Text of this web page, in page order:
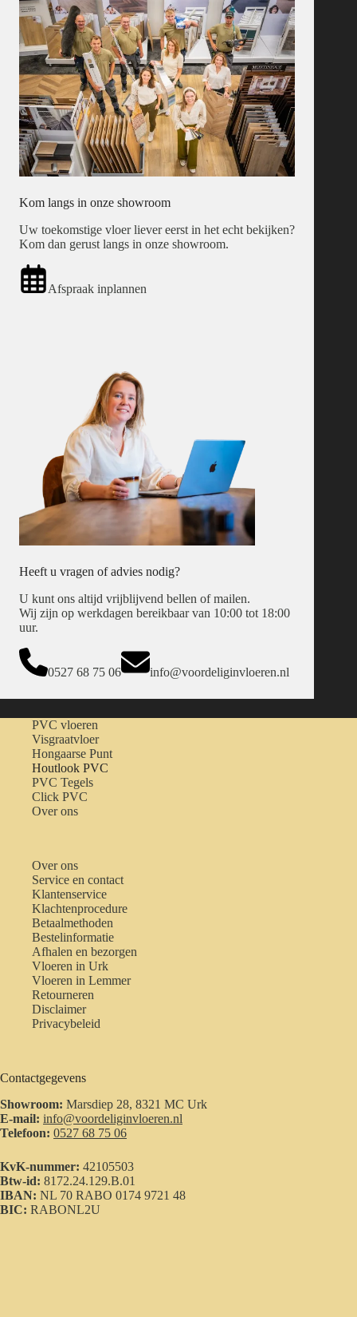
Kom langs in onze showroom
Uw toekomstige vloer liever eerst in het echt bekijken?
Kom dan gerust langs in onze showroom.
Afspraak inplannen
Heeft u vragen of advies nodig?
U kunt ons altijd vrijblijvend bellen of mailen.
Wij zijn op werkdagen bereikbaar van 10:00 tot 18:00
uur.
0527 68 75 06 info@voordeliginvloeren.nl
PVC vloeren
Visgraatvloer
Hongaarse Punt
Houtlook PVC
PVC Tegels
Click PVC
Over ons
Over ons
Service en contact
Klantenservice
Klachtenprocedure
Betaalmethoden
Bestelinformatie
Afhalen en bezorgen
Vloeren in Urk
Vloeren in Lemmer
Retourneren
Disclaimer
Privacybeleid
Contactgegevens
Showroom: Marsdiep 28, 8321 MC Urk
E-mail: info@voordeliginvloeren.nl
Telefoon: 0527 68 75 06
KvK-nummer: 42105503
Btw-id: 8172.24.129.B.01
IBAN: NL 70 RABO 0174 9721 48
BIC: RABONL2U